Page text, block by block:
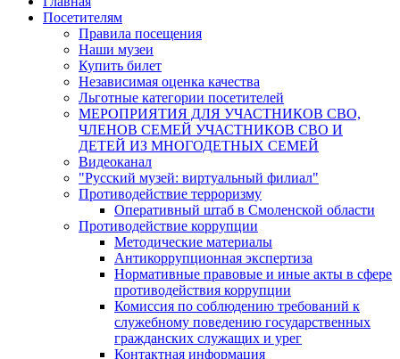
Посетителям
Правила посещения
Наши музеи
Купить билет
Независимая оценка качества
Льготные категории посетителей
МЕРОПРИЯТИЯ ДЛЯ УЧАСТНИКОВ СВО,
ЧЛЕНОВ СЕМЕЙ УЧАСТНИКОВ СВО И
ДЕТЕЙ ИЗ МНОГОДЕТНЫХ СЕМЕЙ
Видеоканал
"Русский музей: виртуальный филиал"
Противодействие терроризму
Оперативный штаб в Смоленской области
Противодействие коррупции
Методические материалы
Антикоррупционная экспертиза
Нормативные правовые и иные акты в сфере
противодействия коррупции
Комиссия по соблюдению требований к
служебному поведению государственных
гражданских служащих и урег
Контактная информация